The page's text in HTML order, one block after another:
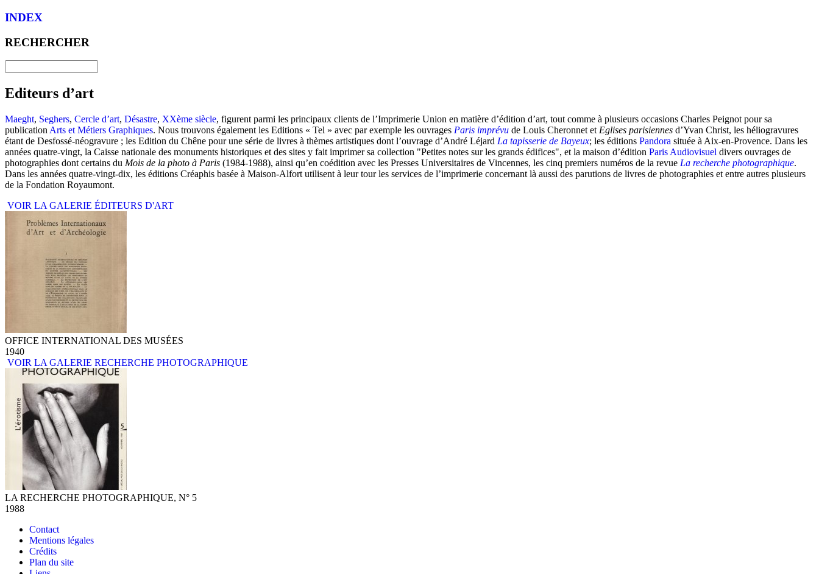
INDEX
RECHERCHER
Editeurs d’art
Maeght, Seghers, Cercle d’art, Désastre, XXème siècle, figurent parmi les principaux clients de l’Imprimerie Union en matière d’édition d’art, tout comme à plusieurs occasions Charles Peignot pour sa
publication Arts et Métiers Graphiques. Nous trouvons également les Editions « Tel » avec par exemple les ouvrages Paris imprévu de Louis Cheronnet et Eglises parisiennes d’Yvan Christ, les héliogravures
étant de Desfossé-néogravure ; les Edition du Chêne pour une série de livres à thèmes artistiques dont l’ouvrage d’André Léjard La tapisserie de Bayeux; les éditions Pandora située à Aix-en-Provence. Dans les
années quatre-vingt, la Caisse nationale des monuments historiques et des sites y fait imprimer sa collection "Petites notes sur les grands édifices", et la maison d’édition Paris Audiovisuel divers ouvrages de
photographies dont certains du Mois de la photo à Paris (1984-1988), ainsi qu’en coédition avec les Presses Universitaires de Vincennes, les cinq premiers numéros de la revue La recherche photographique.
Dans les années quatre-vingt-dix, les éditions Créaphis basée à Maison-Alfort utilisent à leur tour les services de l’imprimerie concernant là aussi des parutions de livres de photographies et entre autres plusieurs
de la Fondation Royaumont.
VOIR LA GALERIE ÉDITEURS D'ART
OFFICE INTERNATIONAL DES MUSÉES
1940
VOIR LA GALERIE RECHERCHE PHOTOGRAPHIQUE
LA RECHERCHE PHOTOGRAPHIQUE, N° 5
1988
Contact
Mentions légales
Crédits
Plan du site